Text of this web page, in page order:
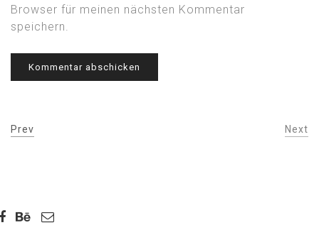
Browser für meinen nächsten Kommentar
speichern.
Prev Next